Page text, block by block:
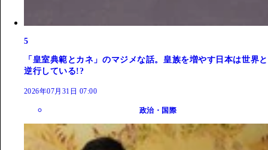
5
「皇室典範とカネ」のマジメな話。皇族を増やす日本は世界と
逆行している!?
2026年07月31日 07:00
政治・国際